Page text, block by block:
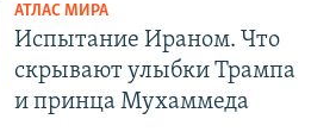
АТЛАС МИРА
Испытание Ираном. Что
скрывают улыбки Трампа
и принца Мухаммеда